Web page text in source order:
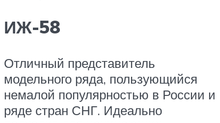
ИЖ-58
Отличный представитель
модельного ряда, пользующийся
немалой популярностью в России и
ряде стран СНГ. Идеально